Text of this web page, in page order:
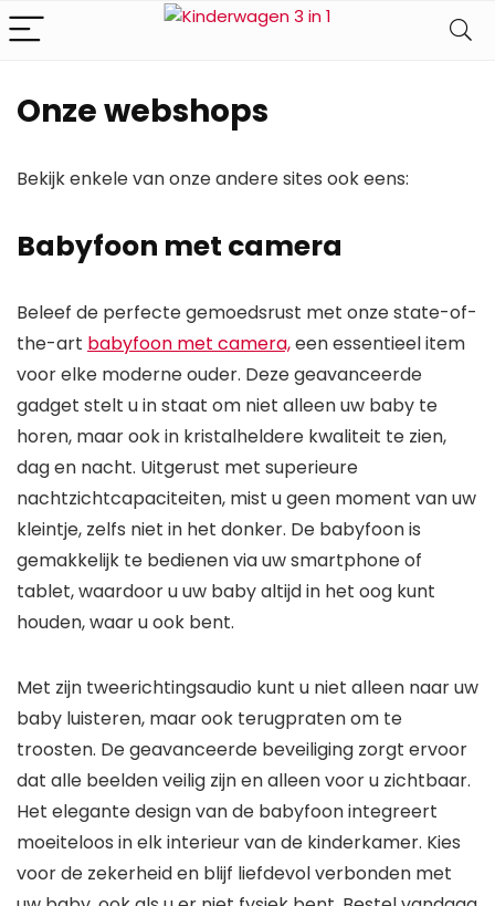
Onze webshops
Bekijk enkele van onze andere sites ook eens:
Babyfoon met camera
Beleef de perfecte gemoedsrust met onze state-of-
the-art babyfoon met camera,een essentieel item
voor elke moderne ouder. Deze geavanceerde
gadget stelt u in staat om niet alleen uw baby te
horen, maar ook in kristalheldere kwaliteit te zien,
dag en nacht. Uitgerust met superieure
nachtzichtcapaciteiten, mist u geen moment van uw
kleintje, zelfs niet in het donker. De babyfoon is
gemakkelijk te bedienen via uw smartphone of
tablet, waardoor u uw baby altijd in het oog kunt
houden, waar u ook bent.
Met zijn tweerichtingsaudio kunt u niet alleen naar uw
baby luisteren, maar ook terugpraten om te
troosten. De geavanceerde beveiliging zorgt ervoor
dat alle beelden veilig zijn en alleen voor u zichtbaar.
Het elegante design van de babyfoon integreert
moeiteloos in elk interieur van de kinderkamer. Kies
voor de zekerheid en blijf liefdevol verbonden met